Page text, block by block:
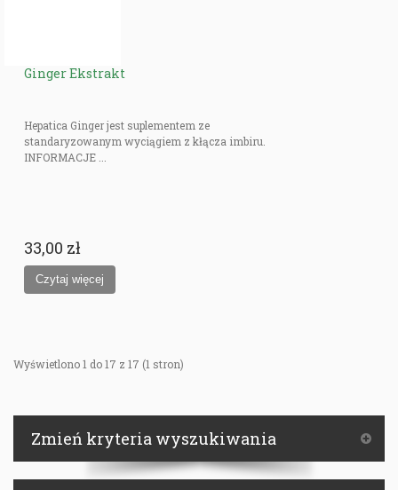
Ginger Ekstrakt
Hepatica Ginger jest suplementem ze
standaryzowanym wyciągiem z kłącza imbiru.
INFORMACJE ...
33,00 zł
Wyświetlono 1 do 17 z 17 (1 stron)
Zmień kryteria wyszukiwania